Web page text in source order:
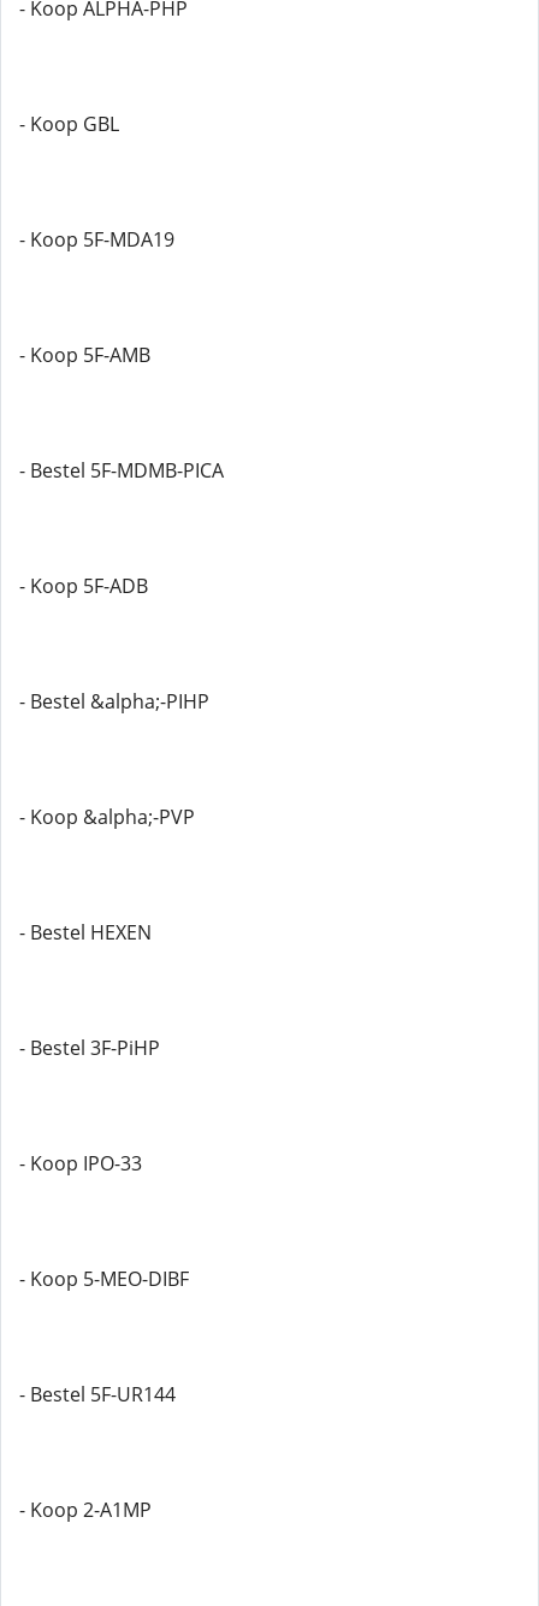
- Koop ALPHA-PHP
- Koop GBL
- Koop 5F-MDA19
- Koop 5F-AMB
- Bestel 5F-MDMB-PICA
- Koop 5F-ADB
- Bestel &alpha;-PIHP
- Koop &alpha;-PVP
- Bestel HEXEN
- Bestel 3F-PiHP
- Koop IPO-33
- Koop 5-MEO-DIBF
- Bestel 5F-UR144
- Koop 2-A1MP